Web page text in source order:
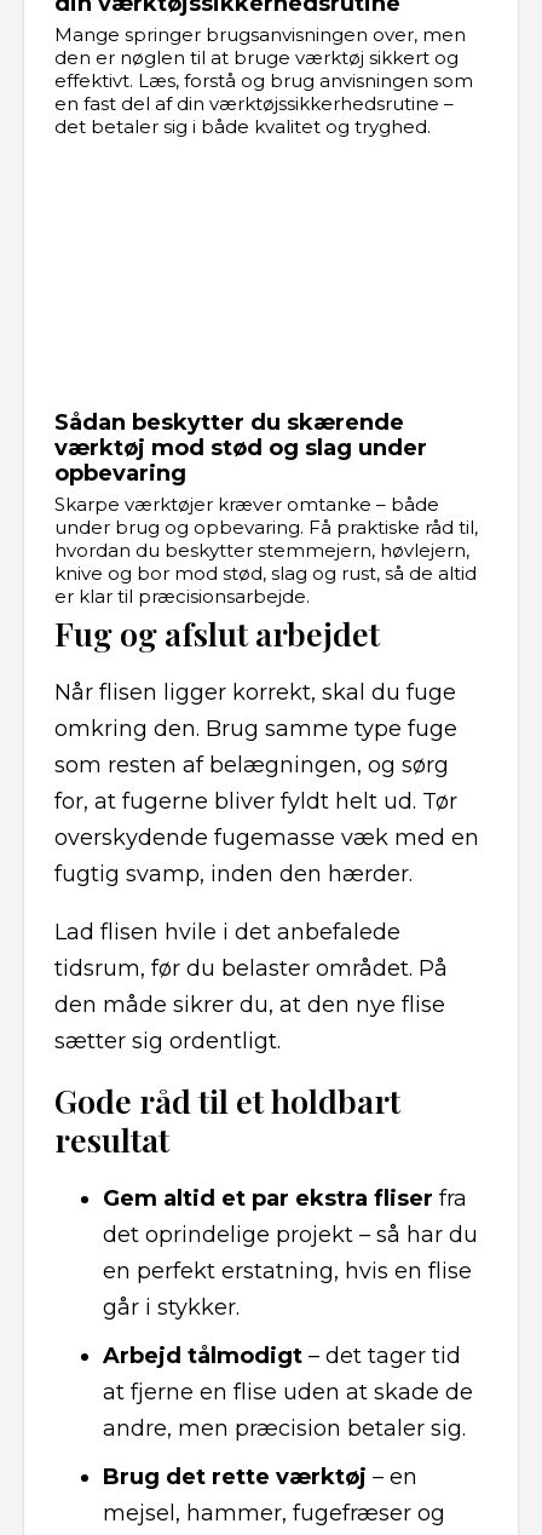
Mange springer brugsanvisningen over, men
den er nøglen til at bruge værktøj sikkert og
effektivt. Læs, forstå og brug anvisningen som
en fast del af din værktøjssikkerhedsrutine –
det betaler sig i både kvalitet og tryghed.
Sådan beskytter du skærende
værktøj mod stød og slag under
opbevaring
Skarpe værktøjer kræver omtanke – både
under brug og opbevaring. Få praktiske råd til,
hvordan du beskytter stemmejern, høvlejern,
knive og bor mod stød, slag og rust, så de altid
er klar til præcisionsarbejde.
Fug og afslut arbejdet
Når flisen ligger korrekt, skal du fuge
omkring den. Brug samme type fuge
som resten af belægningen, og sørg
for, at fugerne bliver fyldt helt ud. Tør
overskydende fugemasse væk med en
fugtig svamp, inden den hærder.
Lad flisen hvile i det anbefalede
tidsrum, før du belaster området. På
den måde sikrer du, at den nye flise
sætter sig ordentligt.
Gode råd til et holdbart
resultat
Gem altid et par ekstra fliser fra
det oprindelige projekt – så har du
en perfekt erstatning, hvis en flise
går i stykker.
Arbejd tålmodigt – det tager tid
at fjerne en flise uden at skade de
andre, men præcision betaler sig.
Brug det rette værktøj – en
mejsel, hammer, fugefræser og